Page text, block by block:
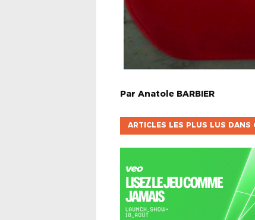
Par Anatole BARBIER
ARTICLES LES PLUS LUS DANS